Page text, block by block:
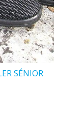
SÉNIOR